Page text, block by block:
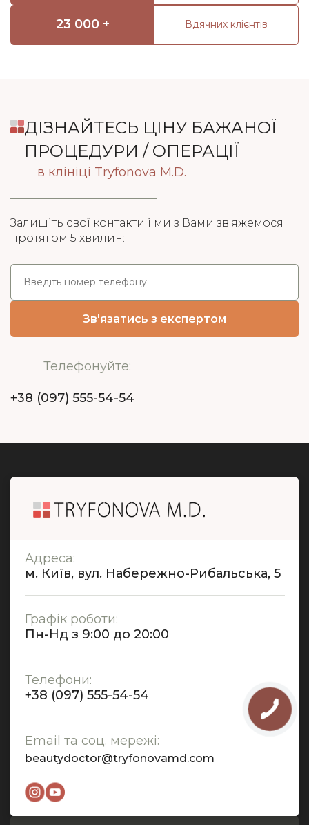
23 000 + Вдячних клієнтів
ДІЗНАЙТЕСЬ ЦІНУ БАЖАНОЇ
ПРОЦЕДУРИ / ОПЕРАЦІЇ
в клініці Tryfonova M.D.
Залишіть свої контакти і ми з Вами зв'яжемося
протягом 5 хвилин:
Телефонуйте:
+38 (097) 555-54-54
Адреса:
м. Київ, вул. Набережно-Рибальська, 5
Графік роботи:
Пн-Нд з 9:00 до 20:00
Телефони:
+38 (097) 555-54-54
Email та соц. мережі:
beautydoctor@tryfonovamd.com